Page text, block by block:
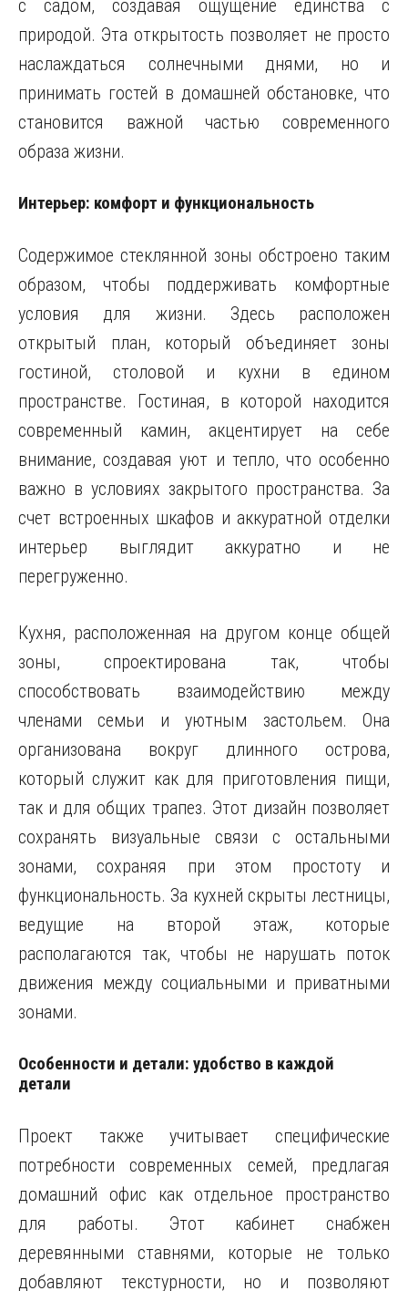
с садом, создавая ощущение единства с
природой. Эта открытость позволяет не просто
наслаждаться солнечными днями, но и
принимать гостей в домашней обстановке, что
становится важной частью современного
образа жизни.
Интерьер: комфорт и функциональность
Содержимое стеклянной зоны обстроено таким
образом, чтобы поддерживать комфортные
условия для жизни. Здесь расположен
открытый план, который объединяет зоны
гостиной, столовой и кухни в едином
пространстве. Гостиная, в которой находится
современный камин, акцентирует на себе
внимание, создавая уют и тепло, что особенно
важно в условиях закрытого пространства. За
счет встроенных шкафов и аккуратной отделки
интерьер выглядит аккуратно и не
перегруженно.
Кухня, расположенная на другом конце общей
зоны, спроектирована так, чтобы
способствовать взаимодействию между
членами семьи и уютным застольем. Она
организована вокруг длинного острова,
который служит как для приготовления пищи,
так и для общих трапез. Этот дизайн позволяет
сохранять визуальные связи с остальными
зонами, сохраняя при этом простоту и
функциональность. За кухней скрыты лестницы,
ведущие на второй этаж, которые
располагаются так, чтобы не нарушать поток
движения между социальными и приватными
зонами.
Особенности и детали: удобство в каждой
детали
Проект также учитывает специфические
потребности современных семей, предлагая
домашний офис как отдельное пространство
для работы. Этот кабинет снабжен
деревянными ставнями, которые не только
добавляют текстурности, но и позволяют